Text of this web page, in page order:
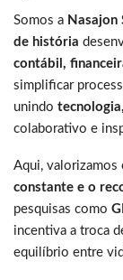
Somos a Nasajon
de história
contábil,
simplificar
unindo
colaborativo e
Aqui, valorizamos
constante e o
pesquisas como
incentiva a troca
equilíbrio entre